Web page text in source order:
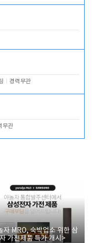
경력무관
무관
자 MRO, 숙박업소 위한 삼
가전제품 특가 개시>